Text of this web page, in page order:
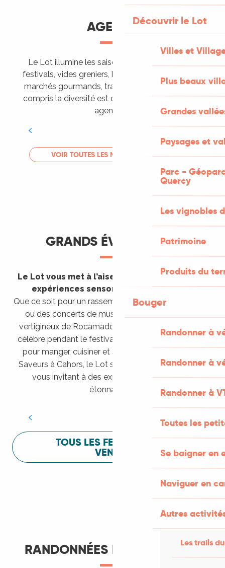
Découvrir le Lot
Villes et
Plus beaux
Grandes
Paysages et
Parc -
Quercy
Les vignobles
Patrimoine
Produits du
Bouger
Randonner à
Randonner à
Randonner à
Toutes les
Se baigner en
Naviguer en
Autres
Les trails
AGENDA
Le Lot illumine les saisons de ses animations :
festivals, vides greniers, brocantes, fêtes votives,
marchés gourmands, trails sportifs… Vous l’aurez
compris la diversité est de mise, alors tous à vos
agendas !
LIRE LA SUITE
VOIR TOUTES LES MANIFESTATIONS
GRANDS ÉVÈNEMENTS
Le Lot vous met à l’aise en vous invitant à des
expériences sensorielles étonnantes !
Que ce soit pour un rassemblement de montgolfières
ou des concerts de musique sacrée dans le site
vertigineux de Rocamadour, pour écouter un opéra
célèbre pendant le festival de Saint-Céré ou encore
pour manger, cuisiner et s’amuser pendant Lot of
Saveurs à Cahors, le Lot sait vous mettre à l’aise en
vous invitant à des expériences sensorielles
étonnantes !
Festival Lot of Saveurs
TOUS LES FESTIVALS À
VENIR
RANDONNÉES ET ITINÉRANCE